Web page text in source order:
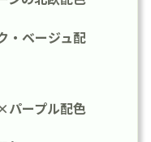
・ベージュ配
ープル配色